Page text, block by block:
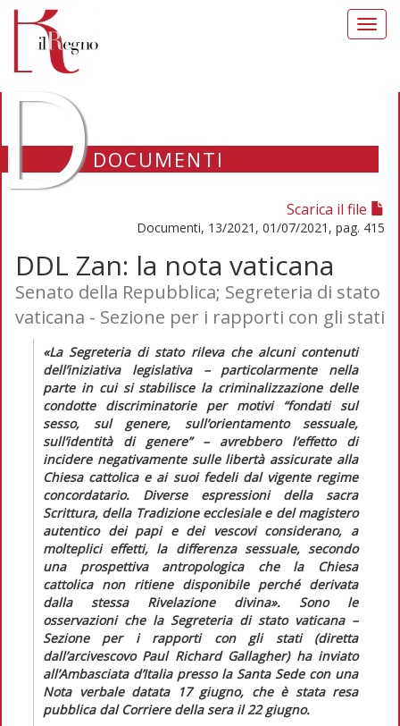
DOCUMENTI
Scarica il file
Documenti, 13/2021, 01/07/2021, pag. 415
DDL Zan: la nota vaticana
Senato della Repubblica; Segreteria di stato
vaticana - Sezione per i rapporti con gli stati
«La Segreteria di stato rileva che alcuni contenuti
dell’iniziativa legislativa – particolarmente nella
parte in cui si stabilisce la criminalizzazione delle
condotte discriminatorie per motivi “fondati sul
sesso, sul genere, sull’orientamento sessuale,
sull’identità di genere” – avrebbero l’effetto di
incidere negativamente sulle libertà assicurate alla
Chiesa cattolica e ai suoi fedeli dal vigente regime
concordatario. Diverse espressioni della sacra
Scrittura, della Tradizione ecclesiale e del magistero
autentico dei papi e dei vescovi considerano, a
molteplici effetti, la differenza sessuale, secondo
una prospettiva antropologica che la Chiesa
cattolica non ritiene disponibile perché derivata
dalla stessa Rivelazione divina». Sono le
osservazioni che la Segreteria di stato vaticana –
Sezione per i rapporti con gli stati (diretta
dall’arcivescovo Paul Richard Gallagher) ha inviato
all’Ambasciata d’Italia presso la Santa Sede con una
Nota verbaledatata 17 giugno, che è stata resa
pubblica dal Corriere della sera il 22 giugno.